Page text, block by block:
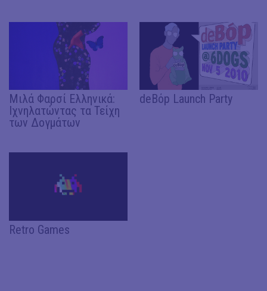
Μιλά Φαρσί Ελληνικά:
Ιχνηλατώντας τα Τείχη
των Δογμάτων
deBόp Launch Party
Retro Games